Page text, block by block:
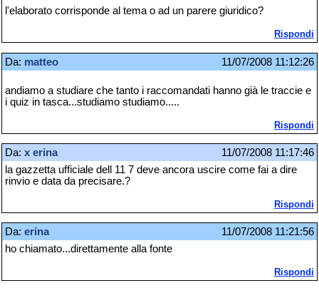
l'elaborato corrisponde al tema o ad un parere giuridico?
Rispondi
Da: matteo 11/07/2008 11:12:26
andiamo a studiare che tanto i raccomandati hanno già le traccie e
i quiz in tasca...studiamo studiamo.....
Rispondi
Da: x erina
11/07/2008 11:17:46
la gazzetta ufficiale dell 11 7 deve ancora uscire come fai a dire
rinvio e data da precisare.?
Rispondi
Da: erina
11/07/2008 11:21:56
ho chiamato...direttamente alla fonte
Rispondi